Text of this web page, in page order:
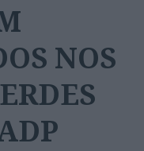
NOS